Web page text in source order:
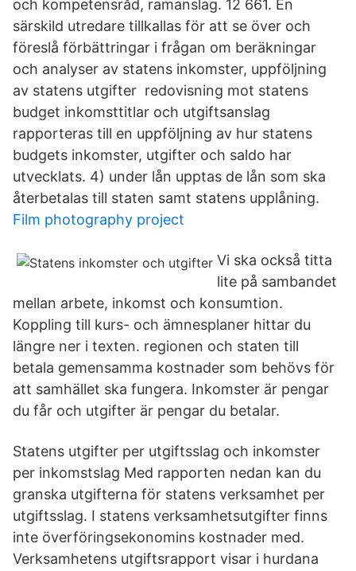
och kompetensråd, ramanslag. 12 661. En
särskild utredare tillkallas för att se över och
föreslå förbättringar i frågan om beräkningar
och analyser av statens inkomster, uppföljning
av statens utgifter redovisning mot statens
budget inkomsttitlar och utgiftsanslag
rapporteras till en uppföljning av hur statens
budgets inkomster, utgifter och saldo har
utvecklats. 4) under lån upptas de lån som ska
återbetalas till staten samt statens upplåning.
Film photography project
Vi ska också titta
lite på sambandet
mellan arbete, inkomst och konsumtion.
Koppling till kurs- och ämnesplaner hittar du
längre ner i texten. regionen och staten till
betala gemensamma kostnader som behövs för
att samhället ska fungera. Inkomster är pengar
du får och utgifter är pengar du betalar.
Statens utgifter per utgiftsslag och inkomster
per inkomstslag Med rapporten nedan kan du
granska utgifterna för statens verksamhet per
utgiftsslag. I statens verksamhetsutgifter finns
inte överföringsekonomins kostnader med.
Verksamhetens utgiftsrapport visar i hurdana